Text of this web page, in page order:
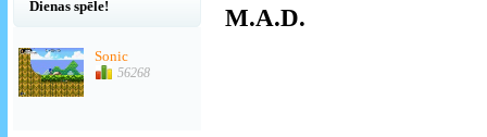
Dienas spēle!
Sonic
56268
M.A.D.